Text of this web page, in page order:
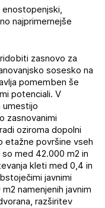
najprimernejše
zasnovo za
sosesko na
pomemben še
potenciali. V
umestijo
zasnovanimi
oziroma dopolni
etažne površine vseh
med 42.000 m2 in
kleti med 0,4 in
javnimi
namenjenih javnim
razširitev